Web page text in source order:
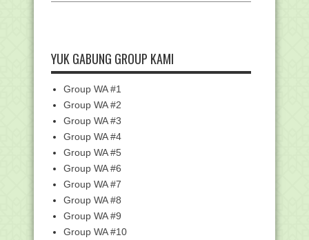
Indonesia Bang...
Juknis Anugerah Guru dan Tenaga
Pedoman Penyelenggaraan Upacara
Peringatan Hari Ke...
Penyelenggaraan Upacara Peringatan
Hari Kesaktian ...
Mengenal Tema dan Logo Hari Santri
2022
Pendataan Tenaga Non-ASN
Berlangsung Hingga 31 Okt...
Unduh Aplikasi Penilaian Kinerja Guru
(PKG)
YUK GABUNG GROUP KAMI
Group WA #1
Group WA #2
Group WA #3
Group WA #4
Group WA #5
Group WA #6
Group WA #7
Group WA #8
Group WA #9
Group WA #10